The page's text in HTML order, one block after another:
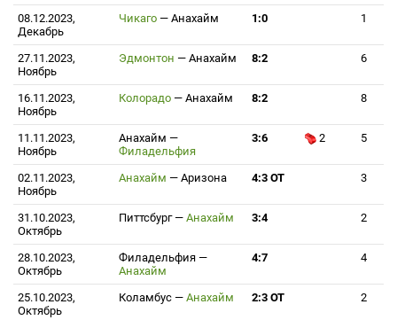
08.12.2023,
Декабрь
Чикаго — Анахайм 1:0 1
27.11.2023,
Ноябрь
Эдмонтон — Анахайм 8:2 6
16.11.2023,
Ноябрь
Колорадо — Анахайм 8:2 8
11.11.2023,
Ноябрь
Анахайм —
Филадельфия
3:6 2 5
02.11.2023,
Ноябрь
Анахайм — Аризона 4:3 ОТ 3
31.10.2023,
Октябрь
Питтсбург — Анахайм 3:4 2
28.10.2023,
Октябрь
Филадельфия —
Анахайм
4:7 4
25.10.2023,
Октябрь
Коламбус — Анахайм 2:3 ОТ 2